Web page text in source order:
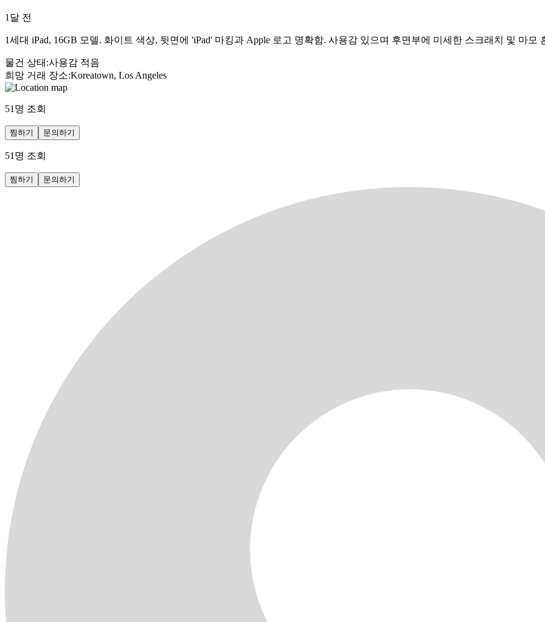
1달 전
1세대 iPad, 16GB 모델. 화이트 색상, 뒷면에 'iPad' 마킹과 Apple 로고 명확함. 사용감 있으며 후면부에 미세한 스크래치 및 마모
물건 상태 :사용감 적음
희망 거래 장소:Koreatown, Los Angeles
51 명 조회
찜하기 문의하기
51 명 조회
찜하기 문의하기